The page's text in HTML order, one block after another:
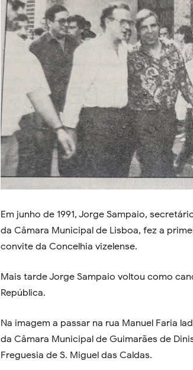
Em junho de 1991, Jorge Sampaio,
da Câmara Municipal de Lisboa, fez a
convite da Concelhia vizelense.
Mais tarde Jorge Sampaio voltou como
República.
Na imagem a passar na rua Manuel Faria
da Câmara Municipal de Guimarães de
Freguesia de S. Miguel das Caldas.